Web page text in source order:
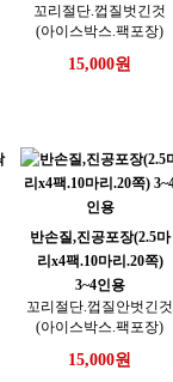
꼬리절단.껍질벗긴것
(아이스박스.팩포장)
15,000원
반손질,진공포장(2.5마
리x4팩.10마리.20쪽)
3~4인용
꼬리절단.껍질안벗긴것
(아이스박스.팩포장)
15,000원